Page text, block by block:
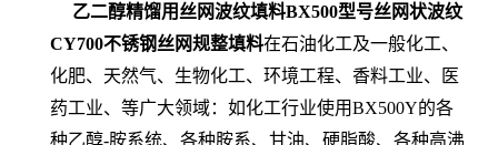
乙二醇精馏用丝网波纹填料BX500型号丝网状波纹
CY700不锈钢丝网规整填料在石油化工及一般化工、
化肥、天然气、生物化工、环境工程、香料工业、医
药工业、等广大领域：如化工行业使用BX500Y的各
种乙醇-胺系统、各种胺系、甘油、硬脂酸、各种高沸